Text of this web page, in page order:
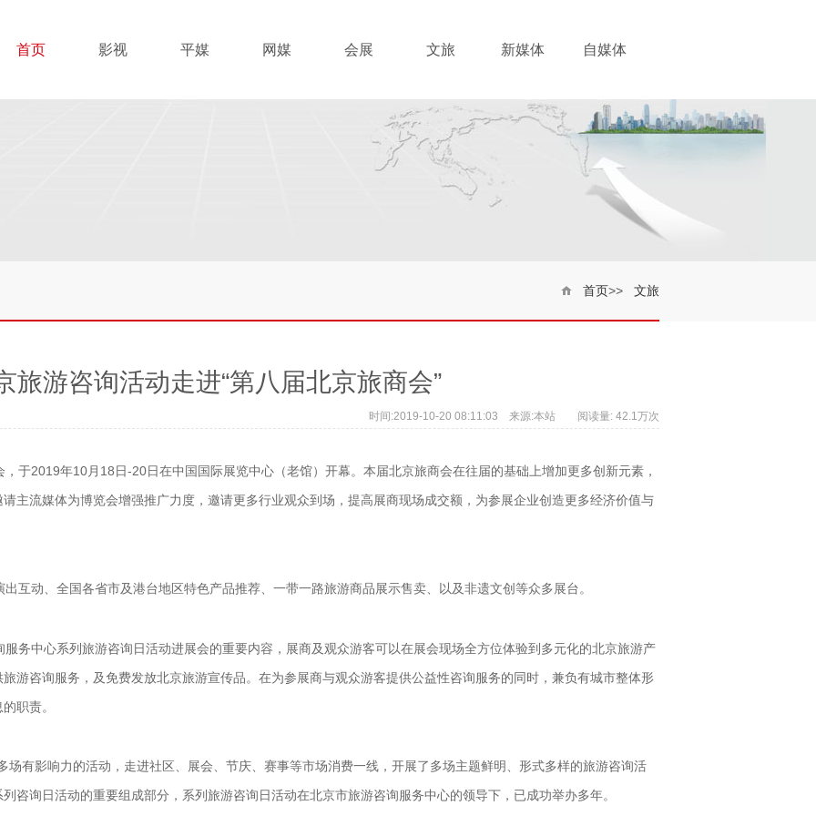
首页 影视 平媒 网媒 会展 文旅 新媒体 自媒体
首页>> 文旅
旅游咨询活动走进“第八届北京旅商会”
时间:2019-10-20 08:11:03 来源:本站 阅读量: 42.1万次
2019年10月18日-20日在中国国际展览中心（老馆）开幕。本届北京旅商会在往届的基础上增加更多创新元素，
主流媒体为博览会增强推广力度，邀请更多行业观众到场，提高展商现场成交额，为参展企业创造更多经济价值与
动、全国各省市及港台地区特色产品推荐、一带一路旅游商品展示售卖、以及非遗文创等众多展台。
中心系列旅游咨询日活动进展会的重要内容，展商及观众游客可以在展会现场全方位体验到多元化的北京旅游产
游咨询服务，及免费发放北京旅游宣传品。在为参展商与观众游客提供公益性咨询服务的同时，兼负有城市整体形
职责。
有影响力的活动，走进社区、展会、节庆、赛事等市场消费一线，开展了多场主题鲜明、形式多样的旅游咨询活
咨询日活动的重要组成部分，系列旅游咨询日活动在北京市旅游咨询服务中心的领导下，已成功举办多年。